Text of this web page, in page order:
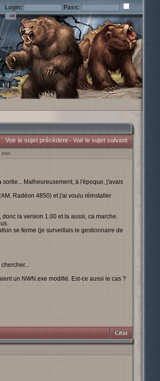
Login: Pass:
Voir le sujet précédent - Voir le sujet suivant
pas
Malheureusement, à l'époque, j'avais
Radéon 4850) et j'ai voulu réinstaller
la version 1.00 et la aussi, ca marche.
se ferme (je surveillais le gestionnaire de
un NWN.exe modifié. Est-ce aussi le cas ?